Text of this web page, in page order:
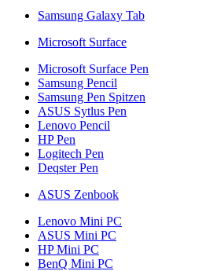
Samsung Galaxy Tab
Microsoft Surface
Microsoft Surface Pen
Samsung Pencil
Samsung Pen Spitzen
ASUS Sytlus Pen
Lenovo Pencil
HP Pen
Logitech Pen
Deqster Pen
ASUS Zenbook
Lenovo Mini PC
ASUS Mini PC
HP Mini PC
BenQ Mini PC